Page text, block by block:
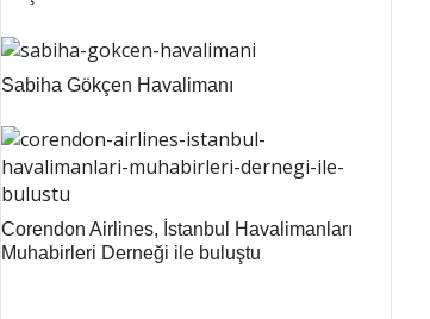
Sabiha Gökçen Havalimanı
Corendon Airlines, İstanbul Havalimanları
Muhabirleri Derneği ile buluştu